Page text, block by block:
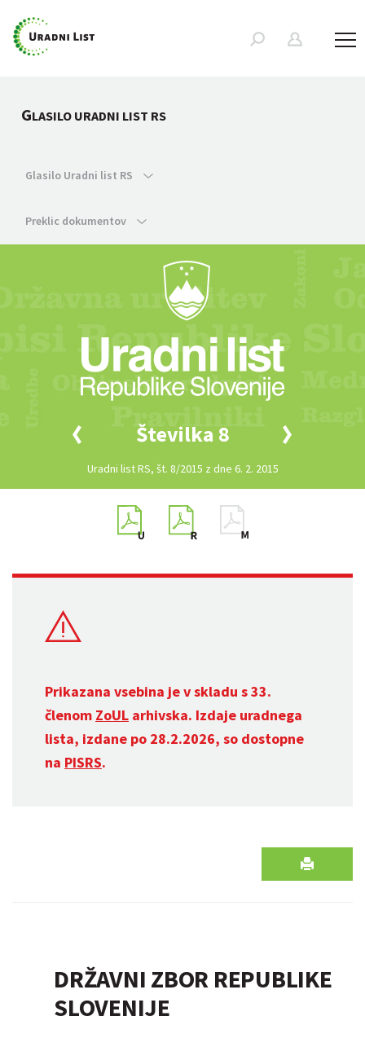
GLASILO URADNI LIST RS
Glasilo Uradni list RS
Preklic dokumentov
Številka 8
Uradni list RS, št. 8/2015 z dne 6. 2. 2015
Prikazana vsebina je v skladu s 33.
členom ZoUL arhivska. Izdaje uradnega
lista, izdane po 28.2.2026, so dostopne
na PISRS.
DRŽAVNI ZBOR REPUBLIKE
SLOVENIJE